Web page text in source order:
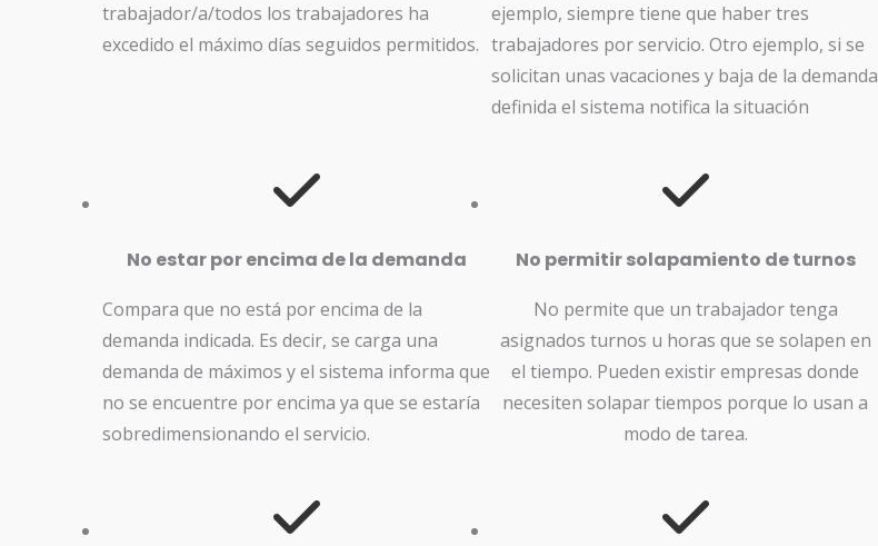
trabajador/a/todos los trabajadores ha
excedido el máximo días seguidos permitidos.
ejemplo, siempre tiene que haber tres
trabajadores por servicio. Otro ejemplo, si se
solicitan unas vacaciones y baja de la demanda
definida el sistema notifica la situación
No estar por encima de la demanda
Compara que no está por encima de la
demanda indicada. Es decir, se carga una
demanda de máximos y el sistema informa que
no se encuentre por encima ya que se estaría
sobredimensionando el servicio.
No permitir solapamiento de turnos
No permite que un trabajador tenga
asignados turnos u horas que se solapen en
el tiempo. Pueden existir empresas donde
necesiten solapar tiempos porque lo usan a
modo de tarea.